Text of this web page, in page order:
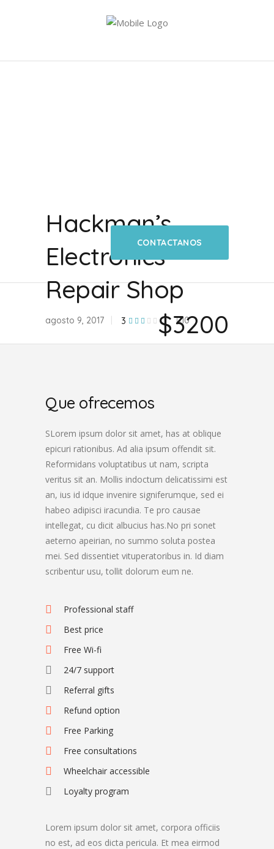
Hackman’s
Electronics
Repair Shop
agosto 9, 2017 3 10
CONTACTANOS
$3200
Que ofrecemos
SLorem ipsum dolor sit amet, has at oblique
epicuri rationibus. Ad alia ipsum offendit sit.
Reformidans voluptatibus ut nam, scripta
veritus sit an. Mollis indoctum delicatissimi est
an, ius id idque invenire signiferumque, sed ei
habeo adipisci iracundia. Te pro causae
intellegat, cu dicit albucius has.No pri sonet
aeterno apeirian, no summo soluta postea
mei. Sed dissentiet vituperatoribus in. Id diam
scribentur usu, tollit dolorum eum ne.
Professional staff
Best price
Free Wi-fi
24/7 support
Referral gifts
Refund option
Free Parking
Free consultations
Wheelchair accessible
Loyalty program
Lorem ipsum dolor sit amet, corpora officiis
no est, ad eos dicta pericula. Et mea eirmod